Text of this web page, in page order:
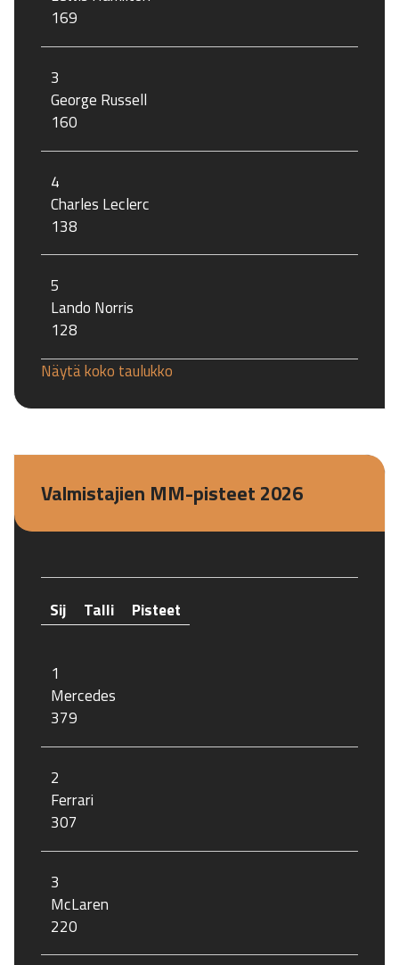
169
3
George Russell
160
4
Charles Leclerc
138
5
Lando Norris
128
Näytä koko taulukko
Valmistajien MM-pisteet 2026
Sij Talli Pisteet
1
Mercedes
379
2
Ferrari
307
3
McLaren
220